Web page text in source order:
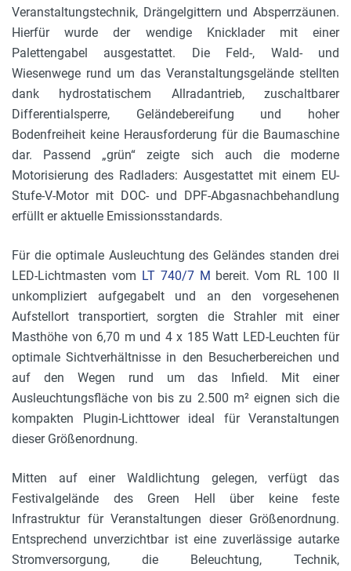
Veranstaltungstechnik, Drängelgittern und Absperrzäunen.
Hierfür wurde der wendige Knicklader mit einer
Palettengabel ausgestattet. Die Feld-, Wald- und
Wiesenwege rund um das Veranstaltungsgelände stellten
dank hydrostatischem Allradantrieb, zuschaltbarer
Differentialsperre, Geländebereifung und hoher
Bodenfreiheit keine Herausforderung für die Baumaschine
dar. Passend „grün“ zeigte sich auch die moderne
Motorisierung des Radladers: Ausgestattet mit einem EU-
Stufe-V-Motor mit DOC- und DPF-Abgasnachbehandlung
erfüllt er aktuelle Emissionsstandards.
Für die optimale Ausleuchtung des Geländes standen drei
LED-Lichtmasten vom LT 740/7 M bereit. Vom RL 100 II
unkompliziert aufgegabelt und an den vorgesehenen
Aufstellort transportiert, sorgten die Strahler mit einer
Masthöhe von 6,70 m und 4 x 185 Watt LED-Leuchten für
optimale Sichtverhältnisse in den Besucherbereichen und
auf den Wegen rund um das Infield. Mit einer
Ausleuchtungsfläche von bis zu 2.500 m² eignen sich die
kompakten Plugin-Lichttower ideal für Veranstaltungen
dieser Größenordnung.
Mitten auf einer Waldlichtung gelegen, verfügt das
Festivalgelände des Green Hell über keine feste
Infrastruktur für Veranstaltungen dieser Größenordnung.
Entsprechend unverzichtbar ist eine zuverlässige autarke
Stromversorgung, die Beleuchtung, Technik,